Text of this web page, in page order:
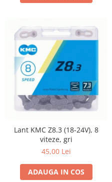
Lant KMC Z8.3 (18-24V), 8
viteze, gri
45,00 Lei
ADAUGA IN COS